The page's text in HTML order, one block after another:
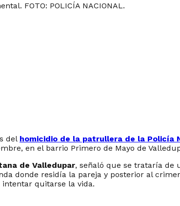
FOTO: POLICÍA NACIONAL.
del homicidio de la patrullera de la Policía
en el barrio Primero de Mayo de
de Valledupar, señaló que se trataría de
donde residía la pareja y posterior al
quitarse la vida.